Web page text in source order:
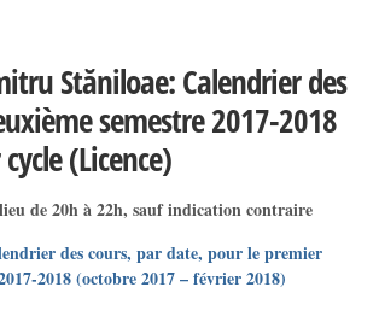
Stăniloae: Calendrier des
semestre 2017-2018
(Licence)
de 20h à 22h, sauf indication contraire
des cours, par date, pour le premier
2018 (octobre 2017 – février 2018)